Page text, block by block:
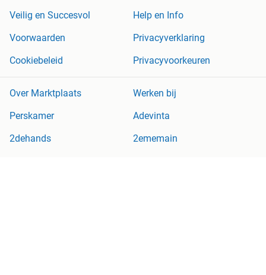
Veilig en Succesvol
Help en Info
Voorwaarden
Privacyverklaring
Cookiebeleid
Privacyvoorkeuren
Over Marktplaats
Werken bij
Perskamer
Adevinta
2dehands
2ememain